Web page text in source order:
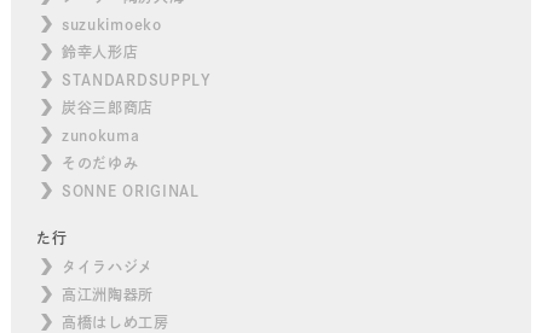
suzukimoeko
鈴幸人形店
STANDARDSUPPLY
炭谷三郎商店
zunokuma
そのだゆみ
SONNE ORIGINAL
た行
タイラハジメ
高江洲陶器所
高橋はしめ工房